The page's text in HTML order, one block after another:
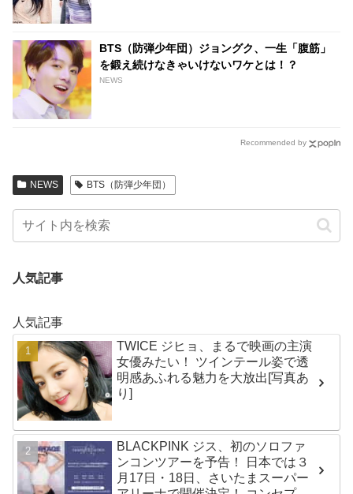
BTS（防弾少年団）ジョングク、一生「腹筋」
を鍛え続けなきゃいけないワケとは！？
NEWS
Recommended by
NEWS BTS（防弾少年団）
人気記事
人気記事
TWICE ジヒョ、まるで映画の主演
女優みたい！ ツインテール姿で透
明感あふれる魅力を大放出[写真あ
り]
BLACKPINK ジス、初のソロファ
ンコンツアーを予告！ 日本では３
月17日・18日、さいたまスーパー